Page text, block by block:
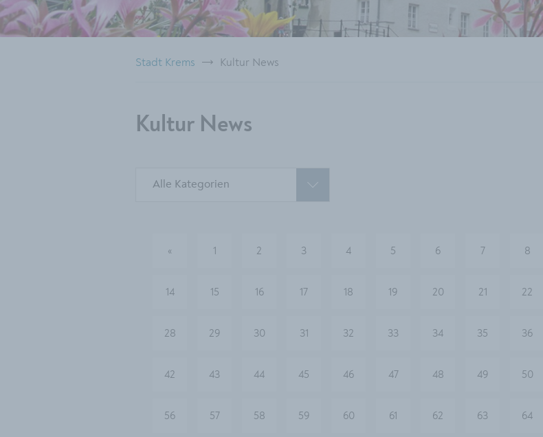
Stadt Krems Kultur News
Kultur News
Alle Kategorien
vorherige
« 1 2 3 4 5 6 7 8
14 15 16 17 18 19 20 21 22
28 29 30 31 32 33 34 35 36
42 43 44 45 46 47 48 49 50
56 57 58 59 60 61 62 63 64